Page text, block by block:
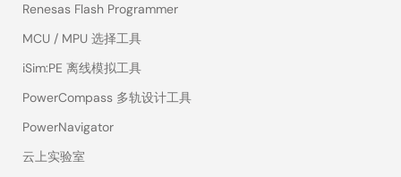
Renesas Flash Programmer
MCU / MPU 选择工具
iSim:PE 离线模拟工具
PowerCompass 多轨设计工具
PowerNavigator
云上实验室